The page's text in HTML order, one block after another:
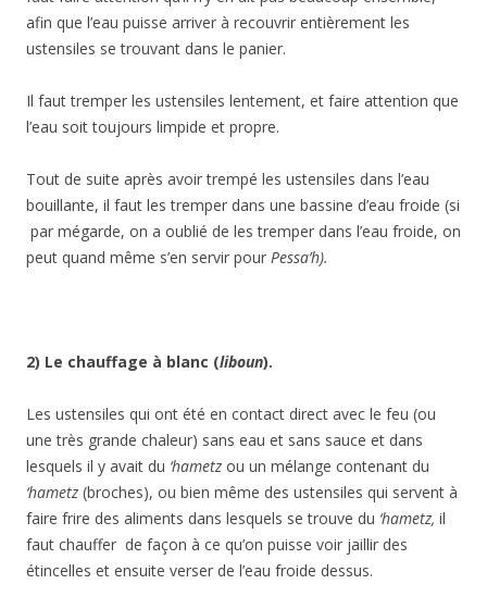
afin que l’eau puisse arriver à recouvrir entièrement les
ustensiles se trouvant dans le panier.
Il faut tremper les ustensiles lentement, et faire attention que
l’eau soit toujours limpide et propre.
Tout de suite après avoir trempé les ustensiles dans l’eau
bouillante, il faut les tremper dans une bassine d’eau froide (si
par mégarde, on a oublié de les tremper dans l’eau froide, on
peut quand même s’en servir pour Pessa’h).
2) Le chauffage à blanc (liboun).
Les ustensiles qui ont été en contact direct avec le feu (ou
une très grande chaleur) sans eau et sans sauce et dans
lesquels il y avait du ‘hametz ou un mélange contenant du
‘hametz (broches), ou bien même des ustensiles qui servent à
faire frire des aliments dans lesquels se trouve du ‘hametz, il
faut chauffer de façon à ce qu’on puisse voir jaillir des
étincelles et ensuite verser de l’eau froide dessus.